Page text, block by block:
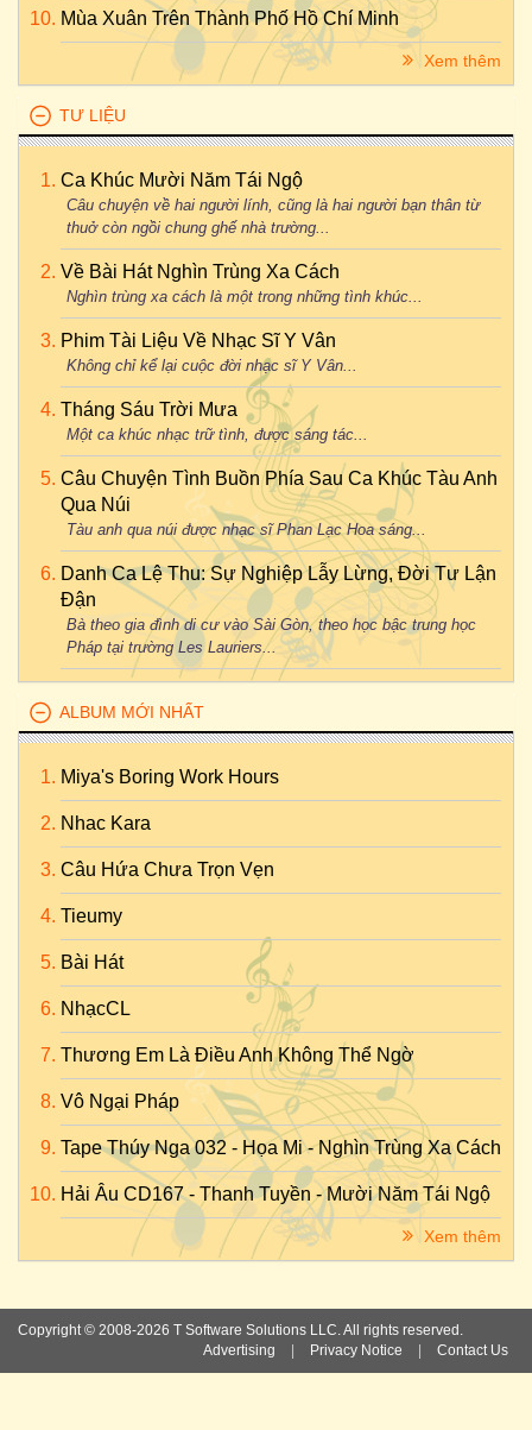
Mùa Xuân Trên Thành Phố Hồ Chí Minh
Xem thêm
TƯ LIỆU
Ca Khúc Mười Năm Tái Ngộ
Câu chuyện về hai người lính, cũng là hai người bạn thân từ
thuở còn ngồi chung ghế nhà trường...
Về Bài Hát Nghìn Trùng Xa Cách
Nghìn trùng xa cách là một trong những tình khúc...
Phim Tài Liệu Về Nhạc Sĩ Y Vân
Không chỉ kể lại cuộc đời nhạc sĩ Y Vân...
Tháng Sáu Trời Mưa
Một ca khúc nhạc trữ tình, được sáng tác...
Câu Chuyện Tình Buồn Phía Sau Ca Khúc Tàu Anh
Qua Núi
Tàu anh qua núi được nhạc sĩ Phan Lạc Hoa sáng...
Danh Ca Lệ Thu: Sự Nghiệp Lẫy Lừng, Đời Tư Lận
Đận
Bà theo gia đình di cư vào Sài Gòn, theo học bậc trung học
Pháp tại trường Les Lauriers...
ALBUM MỚI NHẤT
Miya's Boring Work Hours
Nhac Kara
Câu Hứa Chưa Trọn Vẹn
Tieumy
Bài Hát
NhạcCL
Thương Em Là Điều Anh Không Thể Ngờ
Vô Ngại Pháp
Tape Thúy Nga 032 - Họa Mi - Nghìn Trùng Xa Cách
Hải Âu CD167 - Thanh Tuyền - Mười Năm Tái Ngộ
Xem thêm
Copyright © 2008-2026 T Software Solutions LLC. All rights reserved.
Advertising
Privacy Notice Contact Us